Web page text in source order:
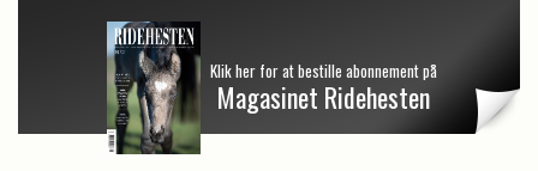
Klik her for at bestille abonnement på
Magasinet Ridehesten